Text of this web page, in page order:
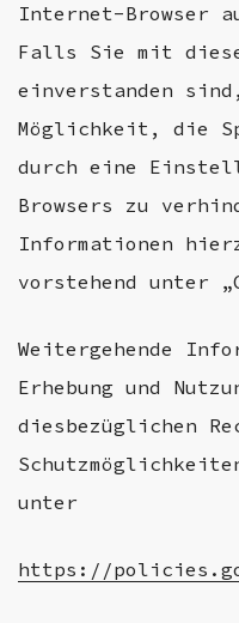
Internet-Browser
Falls Sie mit
einverstanden
Möglichkeit, die
durch eine
Browsers zu
Informationen
vorstehend unter
Weitergehende
Erhebung und
diesbezüglichen
unter
https://